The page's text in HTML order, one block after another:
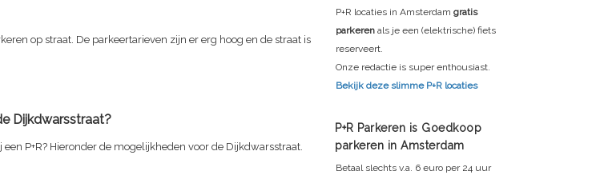
op straat. De parkeertarieven zijn er erg hoog en de straat is
Dijkdwarsstraat?
P+R? Hieronder de mogelijkheden voor de Dijkdwarsstraat.
P+R locaties in Amsterdam gratis
parkeren als je een (elektrische) fiets
reserveert.
Onze redactie is super enthousiast.
Bekijk deze slimme P+R locaties
P+R Parkeren is Goedkoop
parkeren in Amsterdam
Betaal slechts v.a. 6 euro per 24 uur